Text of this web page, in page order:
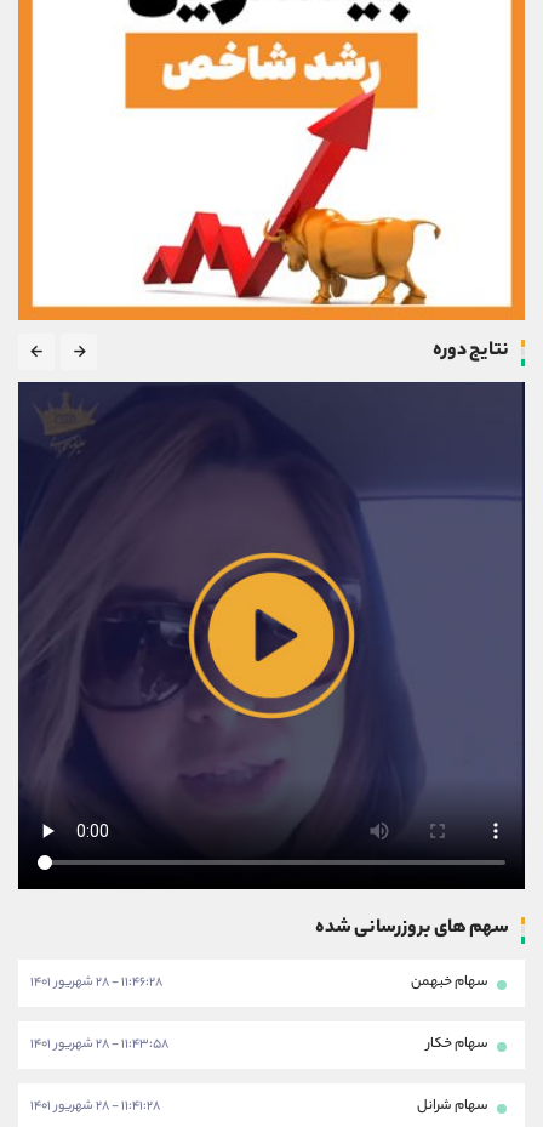
نتایج دوره
سهم های بروزرسانی شده
سهام خبهمن ۱۱:۴۶:۲۸ - ۲۸ شهریور ۱۴۰۱
سهام خکار ۱۱:۴۳:۵۸ - ۲۸ شهریور ۱۴۰۱
سهام شرانل ۱۱:۴۱:۲۸ - ۲۸ شهریور ۱۴۰۱